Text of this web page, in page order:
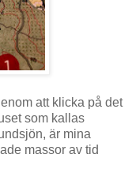
att klicka på det
som kallas
är mina
massor av tid